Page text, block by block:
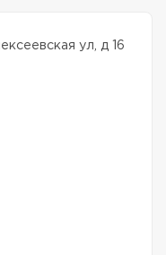
ул, д 16